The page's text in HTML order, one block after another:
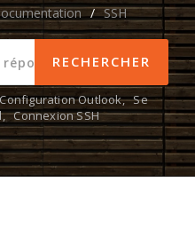
/ SSH
Configuration Outlook, Se
, Connexion SSH